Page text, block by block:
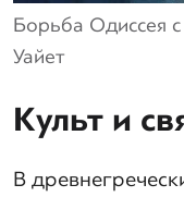
Борьба Одиссея
Уайет
Культ и
В